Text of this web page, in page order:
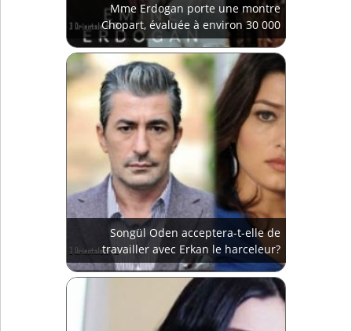
Mme Erdogan porte une montre
Chopart, évaluée à environ 30 000
euros
Songül Oden acceptera-t-elle de
travailler avec Erkan le harceleur?